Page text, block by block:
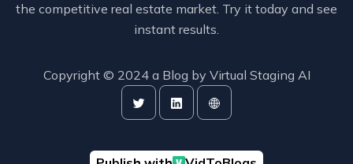
the competitive real estate market. Try it today and see
instant results.
Copyright © 2024 a Blog by Virtual Staging AI